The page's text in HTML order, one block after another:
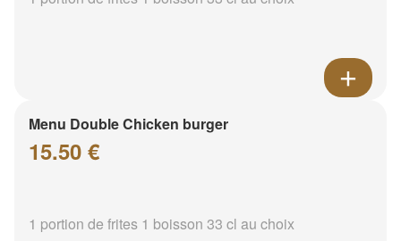
Menu Double Chicken burger
15.50 €
1 portion de frites 1 boisson 33 cl au choix